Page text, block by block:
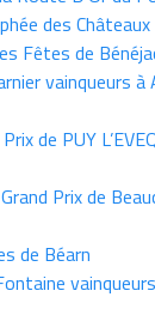
des Châteaux
Fêtes de
vainqueurs à
de PUY
Prix de
de Béarn